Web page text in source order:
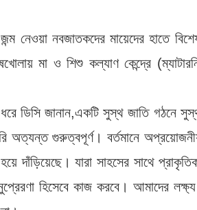
নেওয়া নবজাতকদের মায়েদের হাতে
মা ও শিশু কল্যাণ কেন্দ্রে
ধরে ডিসি জানান,একটি সুস্থ জাতি গঠনে
গুরুত্বপূর্ণ। বর্তমানে
দাঁড়িয়েছে। যারা সাহসের সাথে
হিসেবে কাজ করবে। আমাদের